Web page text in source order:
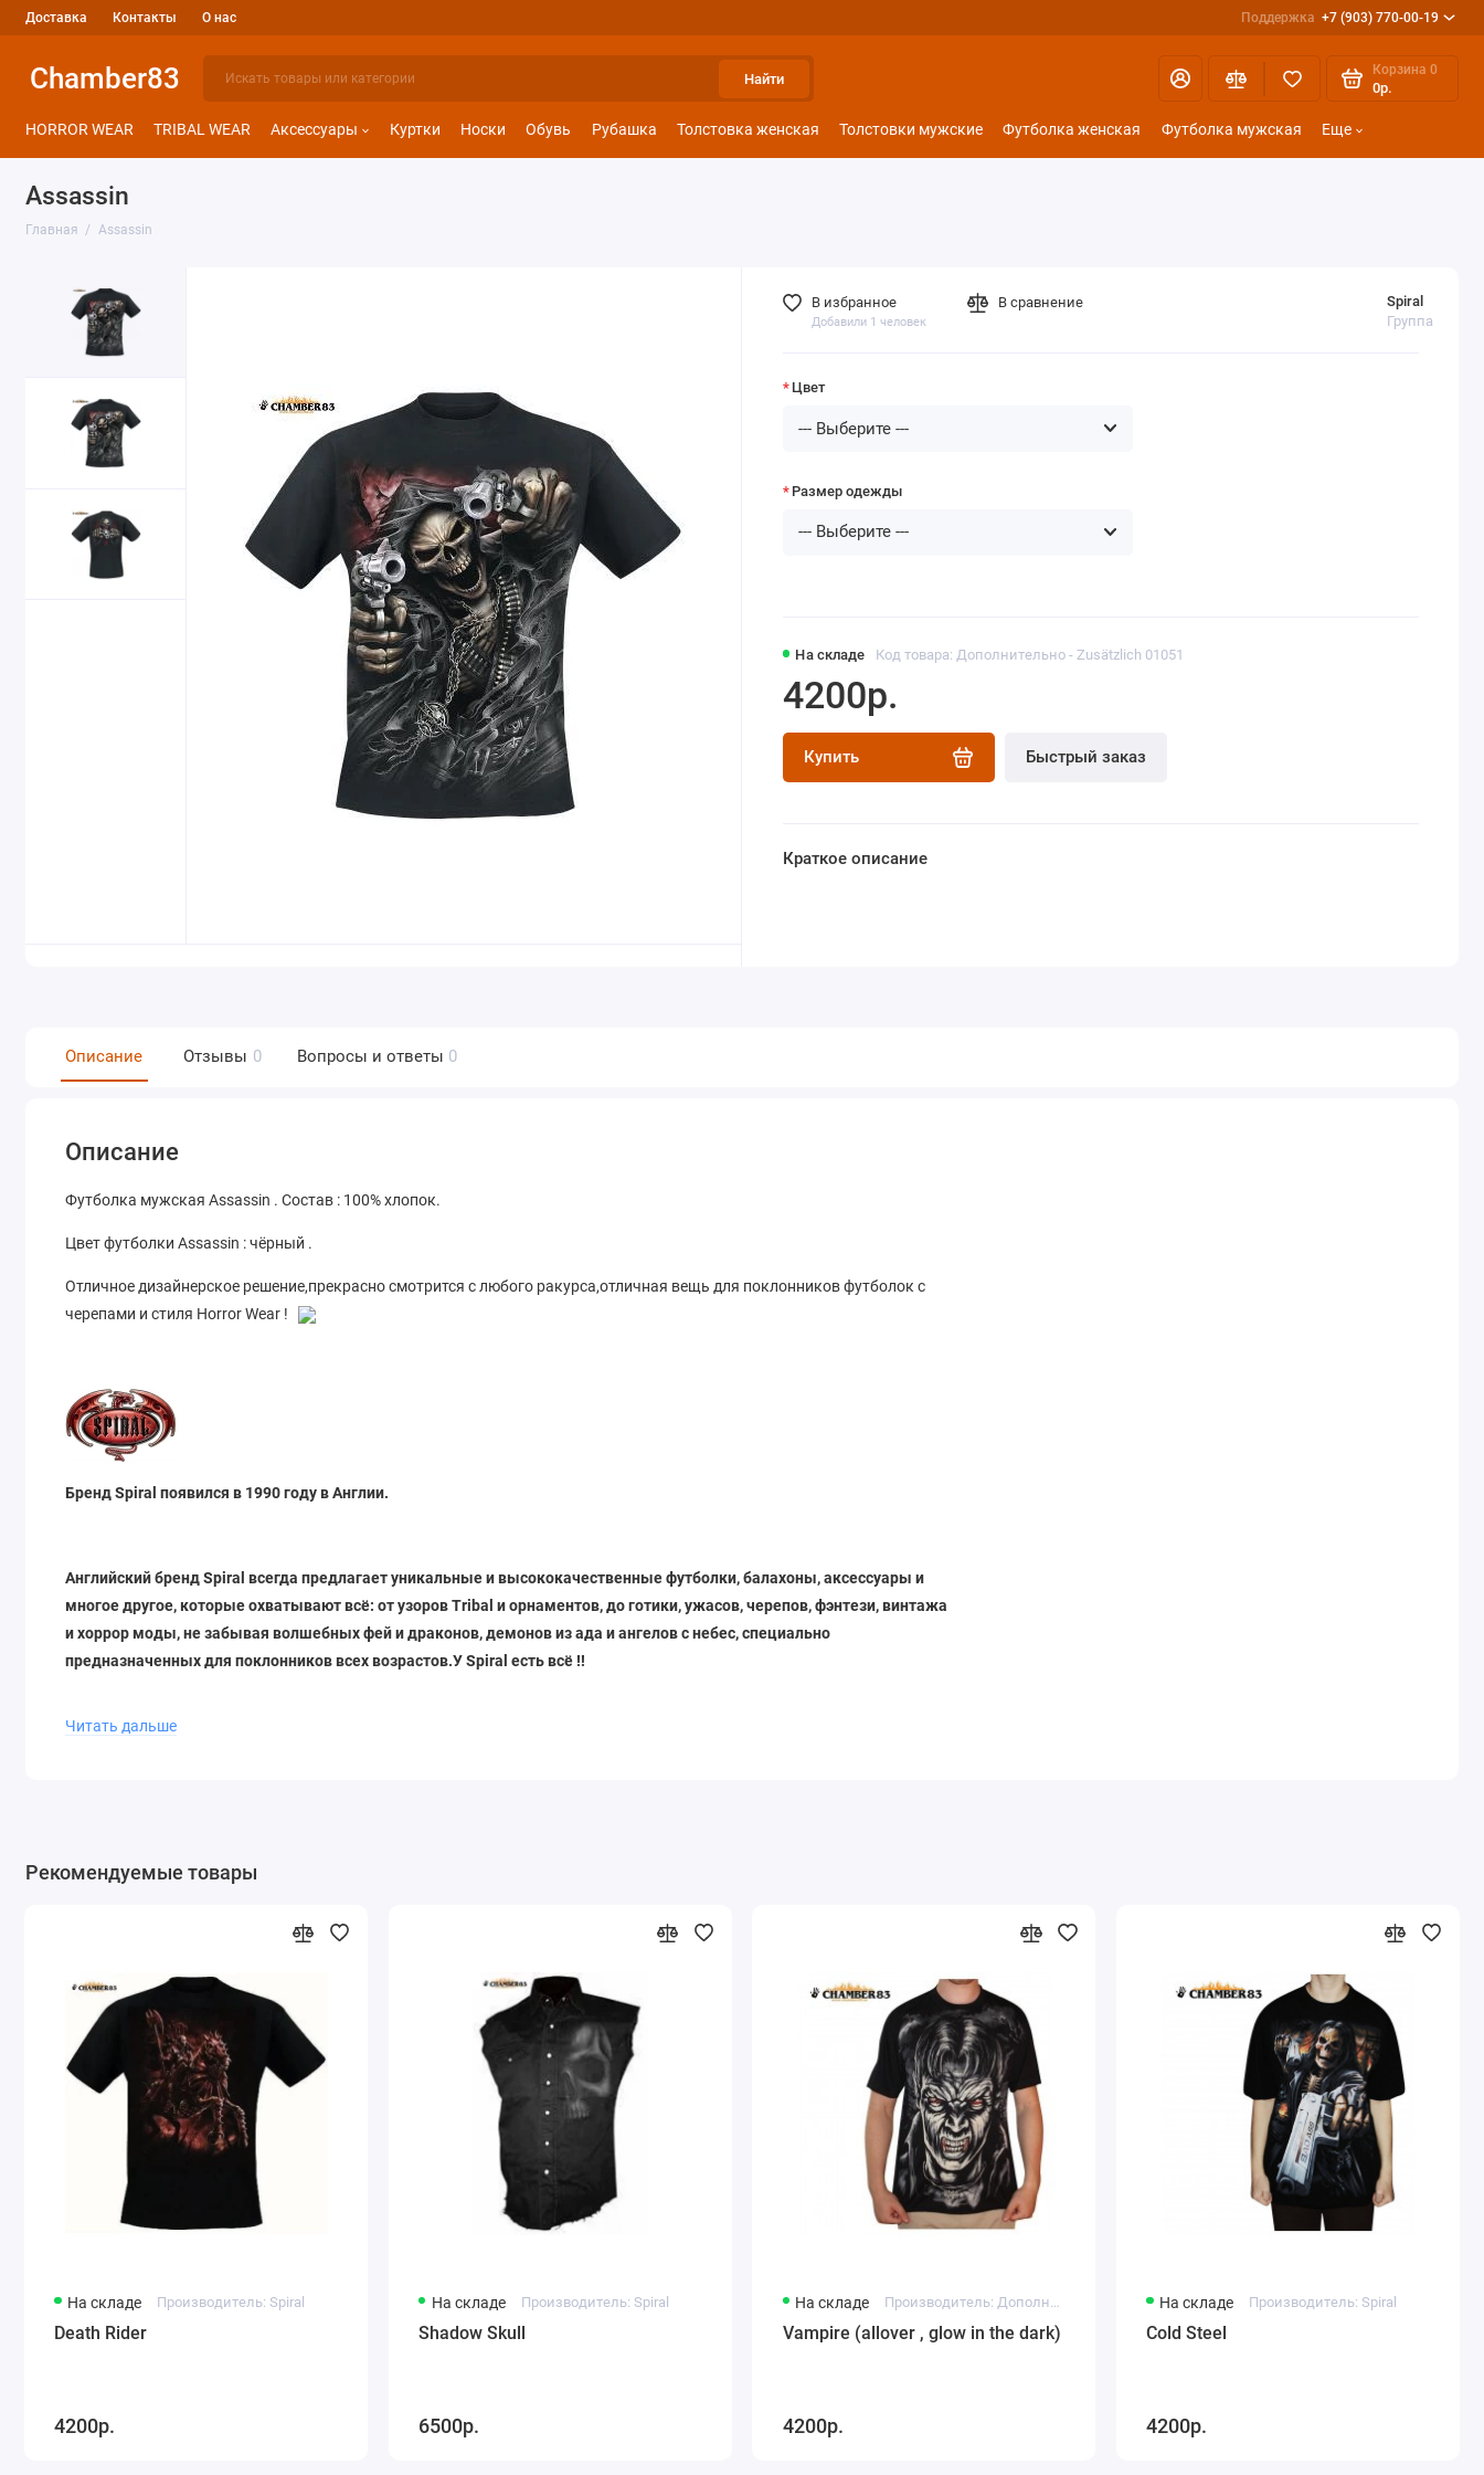
Доставка Контакты О нас Поддержка +7 (903) 770-00-19
Chamber83 Найти
Корзина 0
0р.
HORROR WEAR TRIBAL WEAR Аксессуары Куртки Носки Обувь Рубашка Толстовка женская Толстовки мужские Футболка женская Футболка мужская Еще
Assassin
Главная Assassin
На складе Код товара: Дополнительно - Zusätzlich 01051
Spiral
Группа
4200р.
Купить Быстрый заказ
В избранное
Добавили 1 человек
В сравнение
Цвет
Размер одежды
Краткое описание
Описание Отзывы 0 Вопросы и ответы 0
Описание
Футболка мужская Assassin . Состав : 100% хлопок.
Цвет футболки Assassin : чёрный .
Отличное дизайнерское решение,прекрасно смотрится с любого ракурса,отличная вещь для поклонников футболок с
черепами и стиля Horror Wear !
Бренд Spiral появился в 1990 году в Англии.
Английский бренд Spiral всегда предлагает уникальные и высококачественные футболки, балахоны, аксессуары и
многое другое, которые охватывают всё: от узоров Tribal и орнаментов, до готики, ужасов, черепов, фэнтези, винтажа
и хоррор моды, не забывая волшебных фей и драконов,демонов из ада и ангелов с небес, специально
предназначенных для поклонников всех возрастов.У Spiral есть всё !!
клик онлайн с доставкой по Москве и другим регионам России и мира.
Читать дальше
Рекомендуемые товары
На складе Производитель: Spiral
Death Rider
4200р.
На складе Производитель: Spiral
Shadow Skull
6500р.
На складе
Vampire (allover , glow in the dark)
4200р.
На складе Производитель: Spiral
Cold Steel
4200р.